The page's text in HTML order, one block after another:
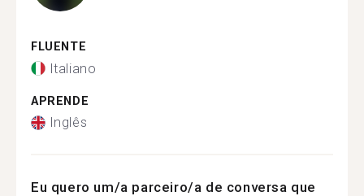
FLUENTE
Italiano
APRENDE
Inglês
Eu quero um/a parceiro/a de conversa que